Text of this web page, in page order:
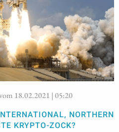
18.02.2021 | 05:20
NORTHERN
KRYPTO-ZOCK?